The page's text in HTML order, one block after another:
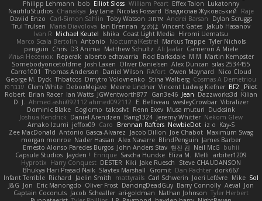
Philipp Lehmann bob Elliot Sloss William Peart Effex Talon Lukatonny
NautiluStudios Chanakya Jay Lane Nicolas Fossard Владислав Жуковський
Raje
Daviid Enzo
Carl-Simon Sahlin Toby Watson אלמוג Andrei Barsan
Dylan Scruggs
Trul Trulsen
Maria Diavolova Ian Brennan なのは Vincent Gates Jakub Hasanov
Ivan R Michael Keutel Ishika Coast Light Media Hiromi Uematsu
Marco Scala Bertolin Antonio NocturnalKestrel Markus Trappe Tyler Nichols
penguin Chris D3 Anima Matthew Schultz Ali Jaafar Cameron A Miele
Илья Несенюк Reperak alberto echavarria Rod Barksdale M M Martin Kempster
Somebodyoncetoldme Josh Laxen Oliver Danielsen Alex Duncan silas 2534455
Carro1001
Thomas Anderson Daniel Wilson RAfort Owen Maynard
Nico Cloud
George M. Dyck Thbatcos Dmytro Volovnenko Stina Walberg Cosmas A Demetriou
ענבר פז Clem White DeboxMojave Meene Lindner Vincent Ludwig Kiefner BF2 _Pilot
Robert Brian Racer Ian Watts JGWentworth877 Gan3e46 Jean Dazzworks3d Kilian
D. J.
Ahmed.ashii092112 ahmed092112 E. Belliveau wesleyCrowbar Vibralizer
Dominic Blake Goglomo takoslvt Renn Exev Musa muturi Ducksink
Joshua Kendrick Daniel Arendzen Bang1324 Jeremy Whitter Nekom Glew
Amako Izumi jeffox09 Caro Brennan Rafters NewbieDot iz o Kay-S
Zee MacDonald Antonio Gasca-Alvarez Jacob Dillon Joe Chabot Maximum Swag
morgan monroe Nader Hassan Alex Navarre BlindPenguin James Barber
Ernesto Alonso Paredes Burgos John Anders Stav 현진 김 Neil McG buhii
Capsule Studios Jayden ! Enrique Sascha Huncke Elīza M. Melli arbiter1209
Hyprotix Harry Conquest DESTER Kiki Jake Ruesch
Steve CHAUDANSON
Bhukya Hari Prasad Naik Slaytex Marshall Gromit Dan Pachter dork667
Infant Terrible Richard Jaelin Smith mattyrails Carl Schwerin Joeri Lefévre Mike Sol
J&G Jon Eric Manongdo Oliver Frost DancingDeadGuy Barry Connolly Aeval Jon
Captain Coconuts Jacob Schealler ari-goldman Nathan Johnson Tyler Herbert